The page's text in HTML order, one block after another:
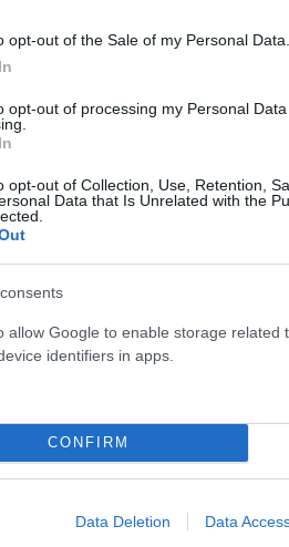
opt-out of the Sale of my Personal Data.
opt-out of processing my Personal
opt-out of Collection, Use, Retention,
Data that Is Unrelated with the
allow Google to enable storage related
identifiers in apps.
CONFIRM
Data Deletion Data
13
11
7
Λευκάδας) 6
170
(Ολυμπιακός) 143
Χανίων) 140